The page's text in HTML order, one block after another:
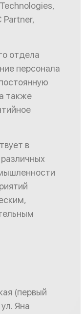
Partner,
отдела
персонала
также
в
(первый
Яна